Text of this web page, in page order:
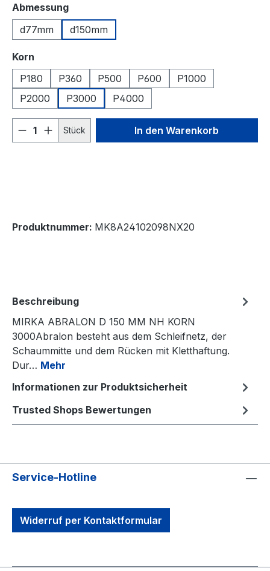
Abmessungauswählen
d77mm
d150mm
Korn
P180
P360 P500 P600
P1000
P2000
P3000 P4000
Produkt Anzahl: Gib den
Stück In den Warenkorb
Produktnummer: MK8A24102098NX20
Beschreibung
MIRKA ABRALON D 150 MM NH KORN
3000Abralon besteht aus dem Schleifnetz, der
Schaummitte und dem Rücken mit Kletthaftung.
Dur… Mehr
Informationen zur Produktsicherheit
Trusted Shops Bewertungen
Service-Hotline
Widerruf per Kontaktformular